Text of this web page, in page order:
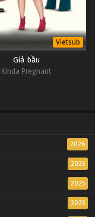
Vietsub
Giả bầu
Kinda Pregnant
2026
2025
2025
2025